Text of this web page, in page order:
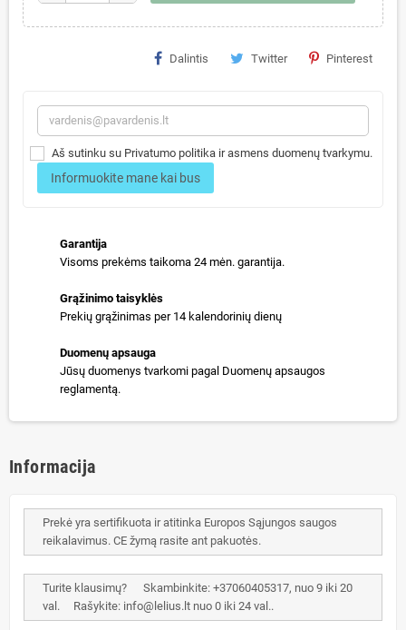
Dalintis Twitter Pinterest
Aš sutinku su Privatumo politika ir asmens duomenų tvarkymu.
Informuokite mane kai bus
Garantija
Visoms prekėms taikoma 24 mėn. garantija.
Grąžinimo taisyklės
Prekių grąžinimas per 14 kalendorinių dienų
Duomenų apsauga
Jūsų duomenys tvarkomi pagal Duomenų apsaugos
reglamentą.
Informacija
Prekė yra sertifikuota ir atitinka Europos Sąjungos saugos
reikalavimus. CE žymą rasite ant pakuotės.
Turite klausimų? Skambinkite: +37060405317, nuo 9 iki 20
val. Rašykite: info@lelius.lt nuo 0 iki 24 val..